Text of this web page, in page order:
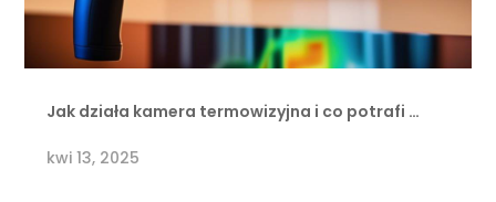
Jak działa kamera termowizyjna i co potrafi …
kwi 13, 2025